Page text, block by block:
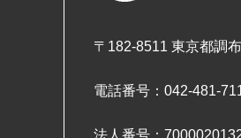
〒182-8511 東京都調
電話番号：042-481-
法人番号：